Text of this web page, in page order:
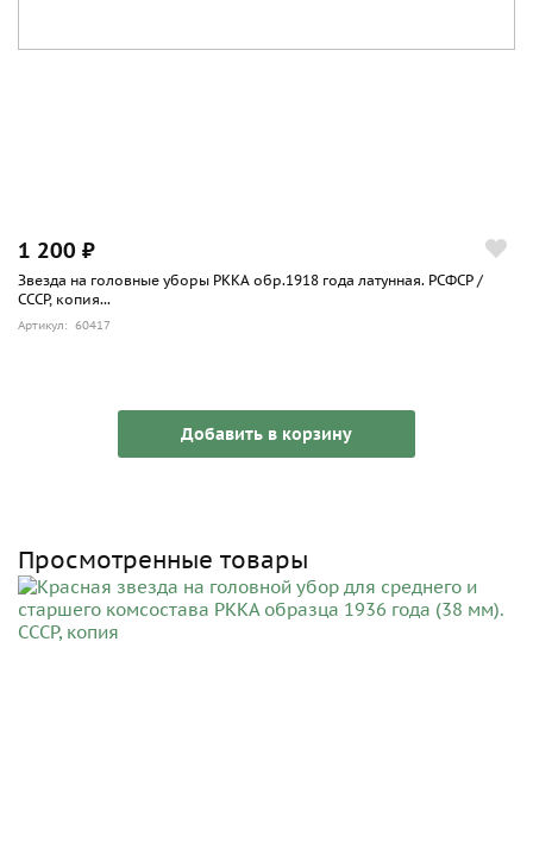
1 200 ₽
Звезда на головные уборы РККА обр.1918 года латунная. РСФСР /
СССР, копия...
Артикул: 60417
Добавить в корзину
Просмотренные товары